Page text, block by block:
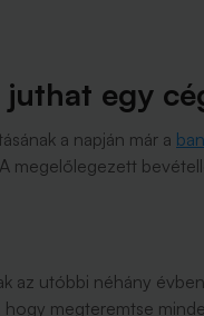
juthat egy
a napján már a
megelőlegezett
az utóbbi néhány
megteremtse